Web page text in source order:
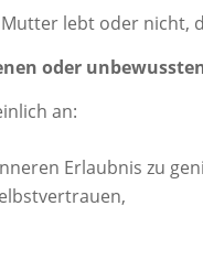
lebt oder nicht,
oder
an:
Erlaubnis zu